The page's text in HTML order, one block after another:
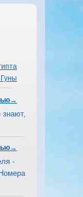
знают,
-